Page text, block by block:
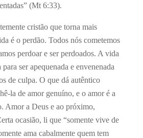
(Mt 6:33).
cristão que torna mais
é o perdão. Todos nós cometemos
perdoar e ser perdoados. A vida
ser apequenada e envenenada
de culpa. O que dá autêntico
la de amor genuíno, e o amor é a
Amor a Deus e ao próximo,
ocasião, li que “somente vive de
ama cabalmente quem tem